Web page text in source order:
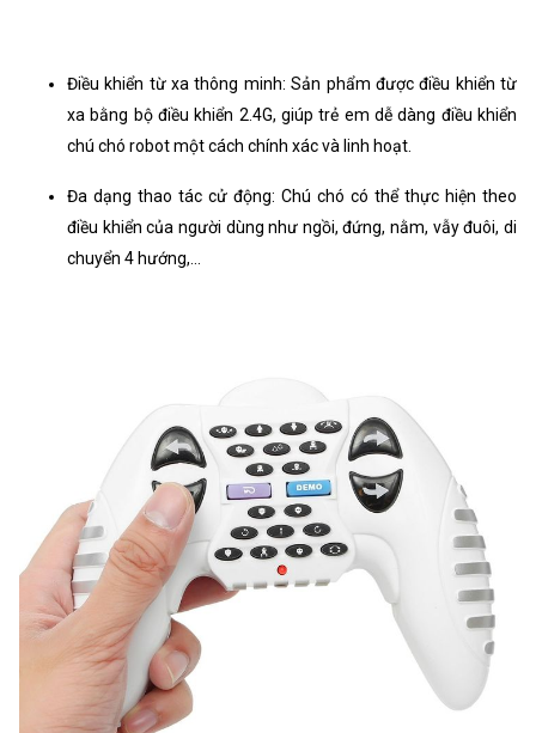
Điều khiển từ xa thông minh: Sản phẩm được điều khiển từ
xa bằng bộ điều khiển 2.4G, giúp trẻ em dễ dàng điều khiển
chú chó robot một cách chính xác và linh hoạt.
Đa dạng thao tác cử động: Chú chó có thể thực hiện theo
điều khiển của người dùng như ngồi, đứng, nằm, vẫy đuôi, di
chuyển 4 hướng,...